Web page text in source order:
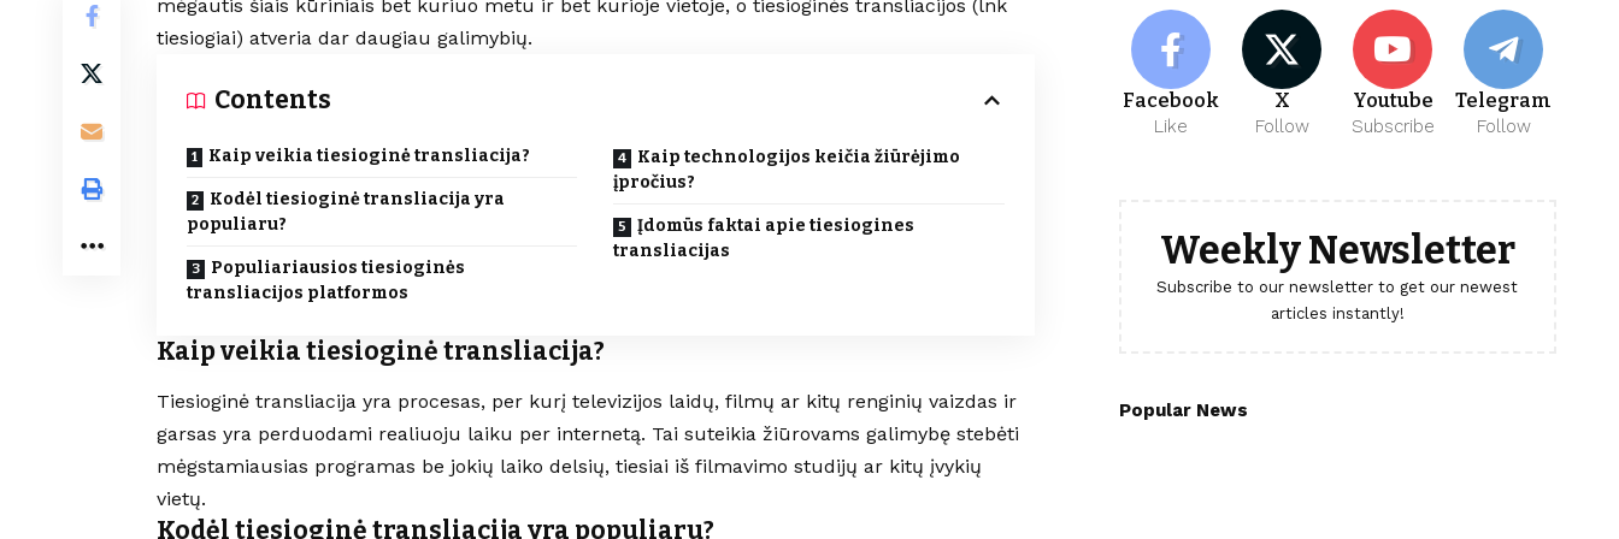
mėgautis šiais kūriniais bet kuriuo metu ir bet kurioje vietoje, o tiesioginės transliacijos (lnk
tiesiogiai) atveria dar daugiau galimybių.
Contents
Kaip veikia tiesioginė transliacija?
Kodėl tiesioginė transliacija yra
populiaru?
Populiariausios tiesioginės
transliacijos platformos
Kaip technologijos keičia žiūrėjimo
įpročius?
Įdomūs faktai apie tiesiogines
transliacijas
Kaip veikia tiesioginė transliacija?
Tiesioginė transliacija yra procesas, per kurį televizijos laidų, filmų ar kitų renginių vaizdas ir
garsas yra perduodami realiuoju laiku per internetą. Tai suteikia žiūrovams galimybę stebėti
mėgstamiausias programas be jokių laiko delsių, tiesiai iš filmavimo studijų ar kitų įvykių
vietų.
Kodėl tiesioginė transliacija yra populiaru?
Facebook
Like
X
Follow
Youtube
Subscribe
Telegram
Follow
Weekly Newsletter
Subscribe to our newsletter to get our newest
articles instantly!
Popular News